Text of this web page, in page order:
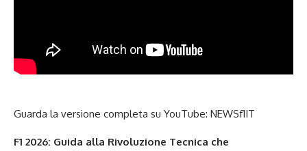
Guarda la versione completa su YouTube: NEWSf1IT
F1 2026: Guida alla Rivoluzione Tecnica che